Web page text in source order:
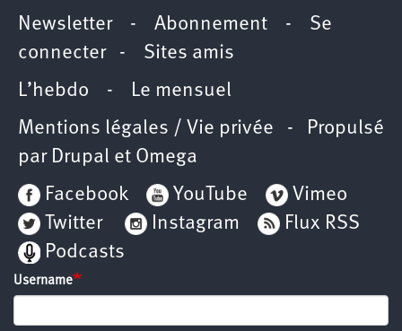
Newsletter- Abonnement - Se
connecter- Sites amis
L’hebdo - Le mensuel
Mentions légales / Vie privée - Propulsé
par Drupal et Omega
Facebook
YouTube
Vimeo
Twitter
Instagram
Flux RSS
Podcasts
Username